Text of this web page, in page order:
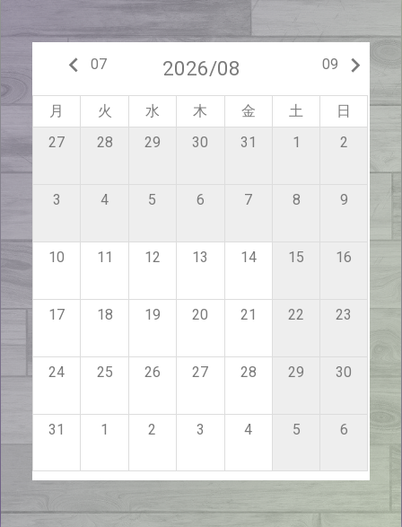
keyboard_arrow_left 07 2026/08 09 keyboard_arrow_right
月 火 水 木 金 土
日
27
28 29 30 31 1 2
3 4 5 6 7 8 9
10 11 12 13 14 15 16
17 18 19 20 21 22 23
24 25 26 27 28 29 30
31 1 2 3 4 5 6